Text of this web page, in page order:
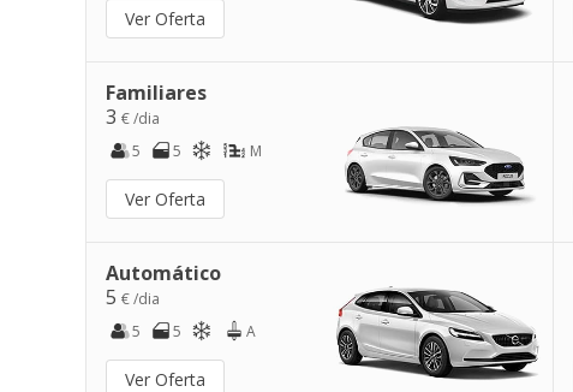
Ver Oferta
Familiares
3 € /dia
5
5 M
Ver Oferta
Automático
5 € /dia
5
5 A
Ver Oferta